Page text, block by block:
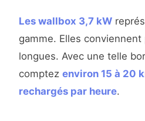
Les wallbox 3,7 kW
gamme. Elles
longues. Avec une telle
comptez environ 15 à 20
rechargés par heure.